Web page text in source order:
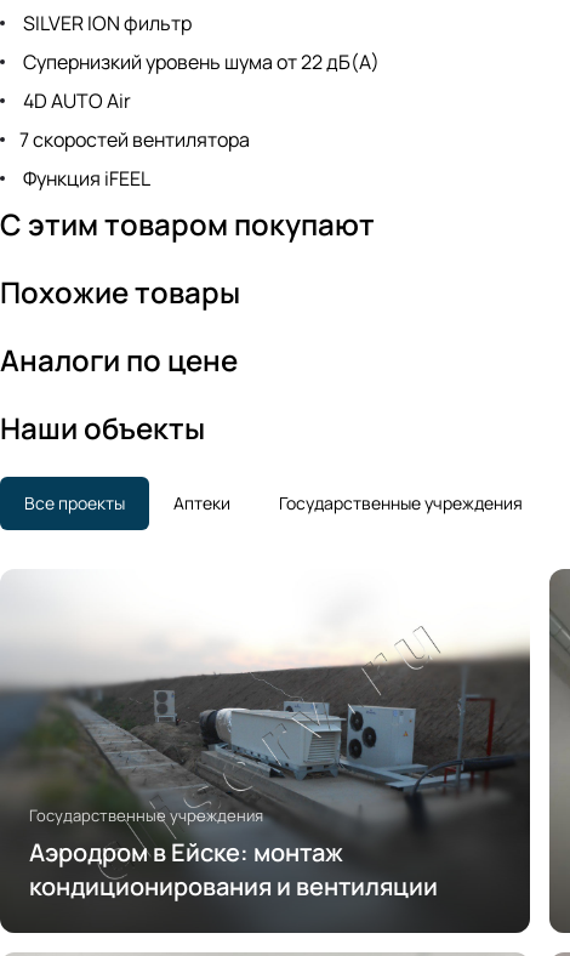
SILVER ION фильтр
Супернизкий уровень шума от 22 дБ(А)
4D AUTO Air
7 скоростей вентилятора
Функция iFEEL
С этим товаром покупают
Похожие товары
Аналоги по цене
Наши объекты
Все проекты Аптеки Государственные учреждения
Государственные учреждения
Аэродром в Ейске: монтаж
кондиционирования и вентиляции